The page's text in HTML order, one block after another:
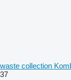
waste collection
37